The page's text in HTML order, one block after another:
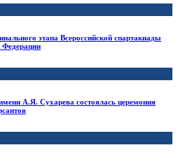
этапа Всероссийской спартакиады
Федерации
А.Я. Сухарева состоялась церемония